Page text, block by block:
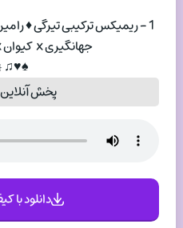
جهانگیری x کیوان x پیام عباسی ♠
پخش
دانلود با